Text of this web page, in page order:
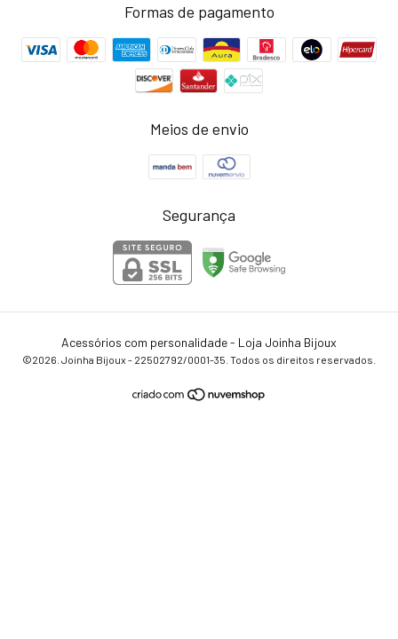
Formas de pagamento
Meios de envio
Segurança
Acessórios com personalidade - Loja Joinha Bijoux
©2026. Joinha Bijoux - 22502792/0001-35. Todos os direitos reservados.